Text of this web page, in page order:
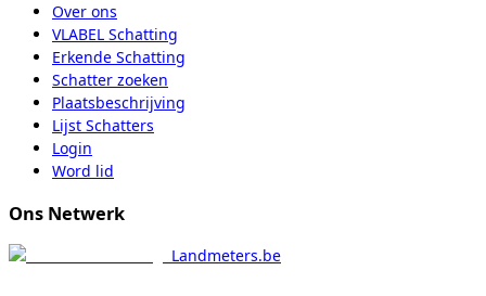
Over ons
VLABEL Schatting
Erkende Schatting
Schatter zoeken
Plaatsbeschrijving
Lijst Schatters
Login
Word lid
Ons Netwerk
Landmeters.be